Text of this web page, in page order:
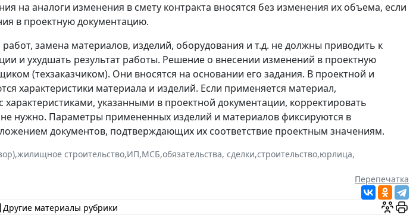
на аналоги изменения в смету контракта вносятся без изменения их объема, если
в проектную документацию.
замена материалов, изделий, оборудования и т.д. не должны приводить к
и ухудшать результат работы. Решение о внесении изменений в проектную
(техзаказчиком). Они вносятся на основании его задания. В проектной и
характеристики материала и изделий. Если применяется материал,
характеристиками, указанными в проектной документации, корректировать
нужно. Параметры примененных изделий и материалов фиксируются в
документов, подтверждающих их соответствие проектным значениям.
,жилищное строительство,ИП,МСБ,обязательства, сделки,строительство,юрлица,
Перепечатка
Другие материалы рубрики